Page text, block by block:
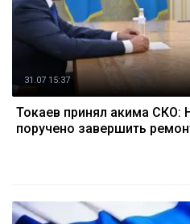
31.07 15:37
Токаев принял акима СКО:
поручено завершить